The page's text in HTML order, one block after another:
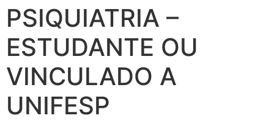
PSIQUIATRIA –
ESTUDANTE OU
VINCULADO A
UNIFESP